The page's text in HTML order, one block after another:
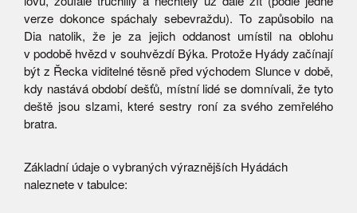
verze dokonce spáchaly sebevraždu). To zapůsobilo na
Dia natolik, že je za jejich oddanost umístil na oblohu
v podobě hvězd v souhvězdí Býka. Protože Hyády začínají
být z Řecka viditelné těsně před východem Slunce v době,
kdy nastává období dešťů, místní lidé se domnívali, že tyto
deště jsou slzami, které sestry roní za svého zemřelého
bratra.
Základní údaje o vybraných výraznějších Hyádách
naleznete v tabulce: